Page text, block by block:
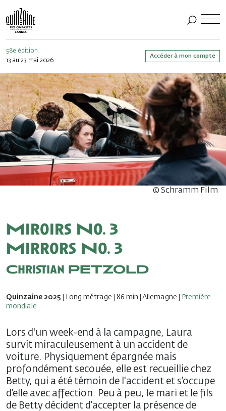
58e édition
13 au 23 mai 2026
Accéder à mon compte
© Schramm Film
Miroirs No. 3
Mirrors No. 3
Christian PETZOLD
Quinzaine 2025 | Long métrage | 86 min | Allemagne |
Première
mondiale
Lors d'un week-end à la campagne, Laura
survit miraculeusement à un accident de
voiture. Physiquement épargnée mais
profondément secouée, elle est recueillie chez
Betty, qui a été témoin de l'accident et s’occupe
d’elle avec affection. Peu à peu, le mari et le fils
de Betty décident d’accepter la présence de